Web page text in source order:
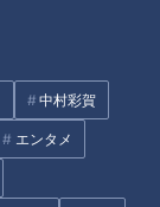
中村彩賀
エンタメ